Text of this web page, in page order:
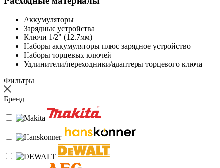
Аккумуляторы
Зарядные устройства
Ключи 1/2" (12.7мм)
Наборы аккумуляторы плюс зарядное устройство
Наборы торцевых ключей
Удлинители/переходники/адаптеры торцевого ключа
Фильтры
Бренд